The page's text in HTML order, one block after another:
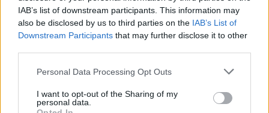
IAB’s list of downstream participants. This information may
also be disclosed by us to third parties on the IAB’s List of
Downstream Participants that may further disclose it to other
Personal Data Processing Opt Outs
I want to opt-out of the Sharing of my
personal data.